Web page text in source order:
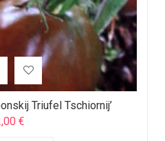
Triufel Tschiornij’
€